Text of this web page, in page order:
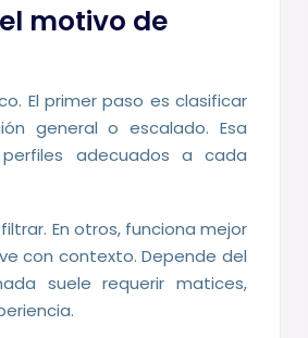
motivo de
El primer paso es clasificar
general o escalado. Esa
adecuados a cada
En otros, funciona mejor
con contexto. Depende del
suele requerir matices,